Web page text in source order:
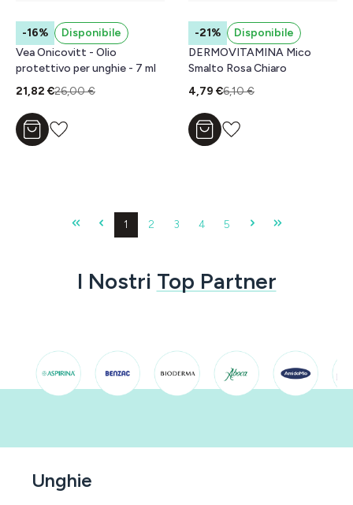
-16%
Disponibile
Vea Onicovitt - Olio
protettivo per unghie - 7 ml
21,82 €26,00 €
Aggiungi al carrello
-21%
Disponibile
DERMOVITAMINA Mico
Smalto Rosa Chiaro
4,79 €6,10 €
Aggiungi al carrello
Pagina
1 Pagina
2 Pagina
3 Pagina
4 Pagina
5
I Nostri Top Partner
Unghie